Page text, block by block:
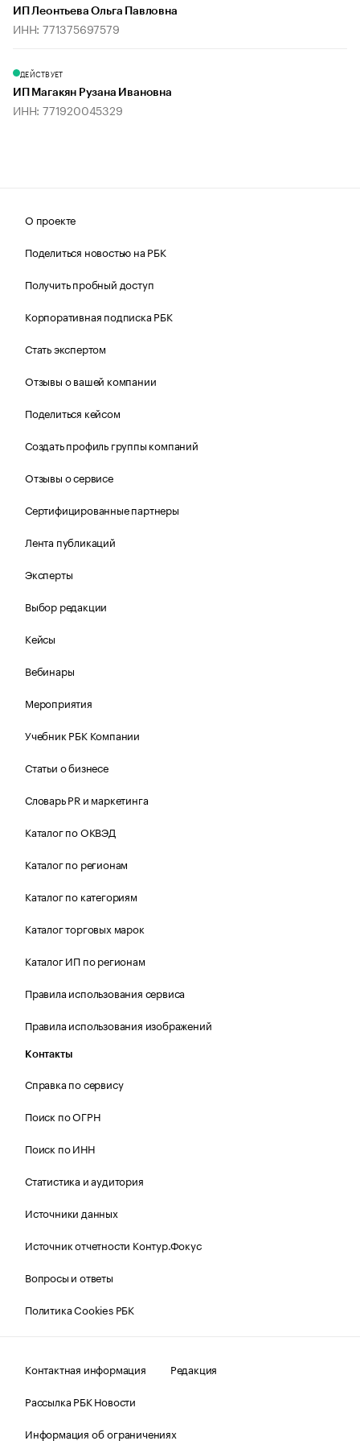
ИП Леонтьева Ольга Павловна
ИНН: 771375697579
ДЕЙСТВУЕТ
ИП Магакян Рузана Ивановна
ИНН: 771920045329
О проекте
Поделиться новостью на РБК
Получить пробный доступ
Корпоративная подписка РБК
Стать экспертом
Отзывы о вашей компании
Поделиться кейсом
Создать профиль группы компаний
Отзывы о сервисе
Сертифицированные партнеры
Лента публикаций
Эксперты
Выбор редакции
Кейсы
Вебинары
Мероприятия
Учебник РБК Компании
Статьи о бизнесе
Словарь PR и маркетинга
Каталог по ОКВЭД
Каталог по регионам
Каталог по категориям
Каталог торговых марок
Каталог ИП по регионам
Правила использования сервиса
Правила использования изображений
Контакты
Справка по сервису
Поиск по ОГРН
Поиск по ИНН
Статистика и аудитория
Источники данных
Источник отчетности Контур.Фокус
Вопросы и ответы
Политика Cookies РБК
Контактная информация
Редакция
Рассылка РБК Новости
Информация об ограничениях